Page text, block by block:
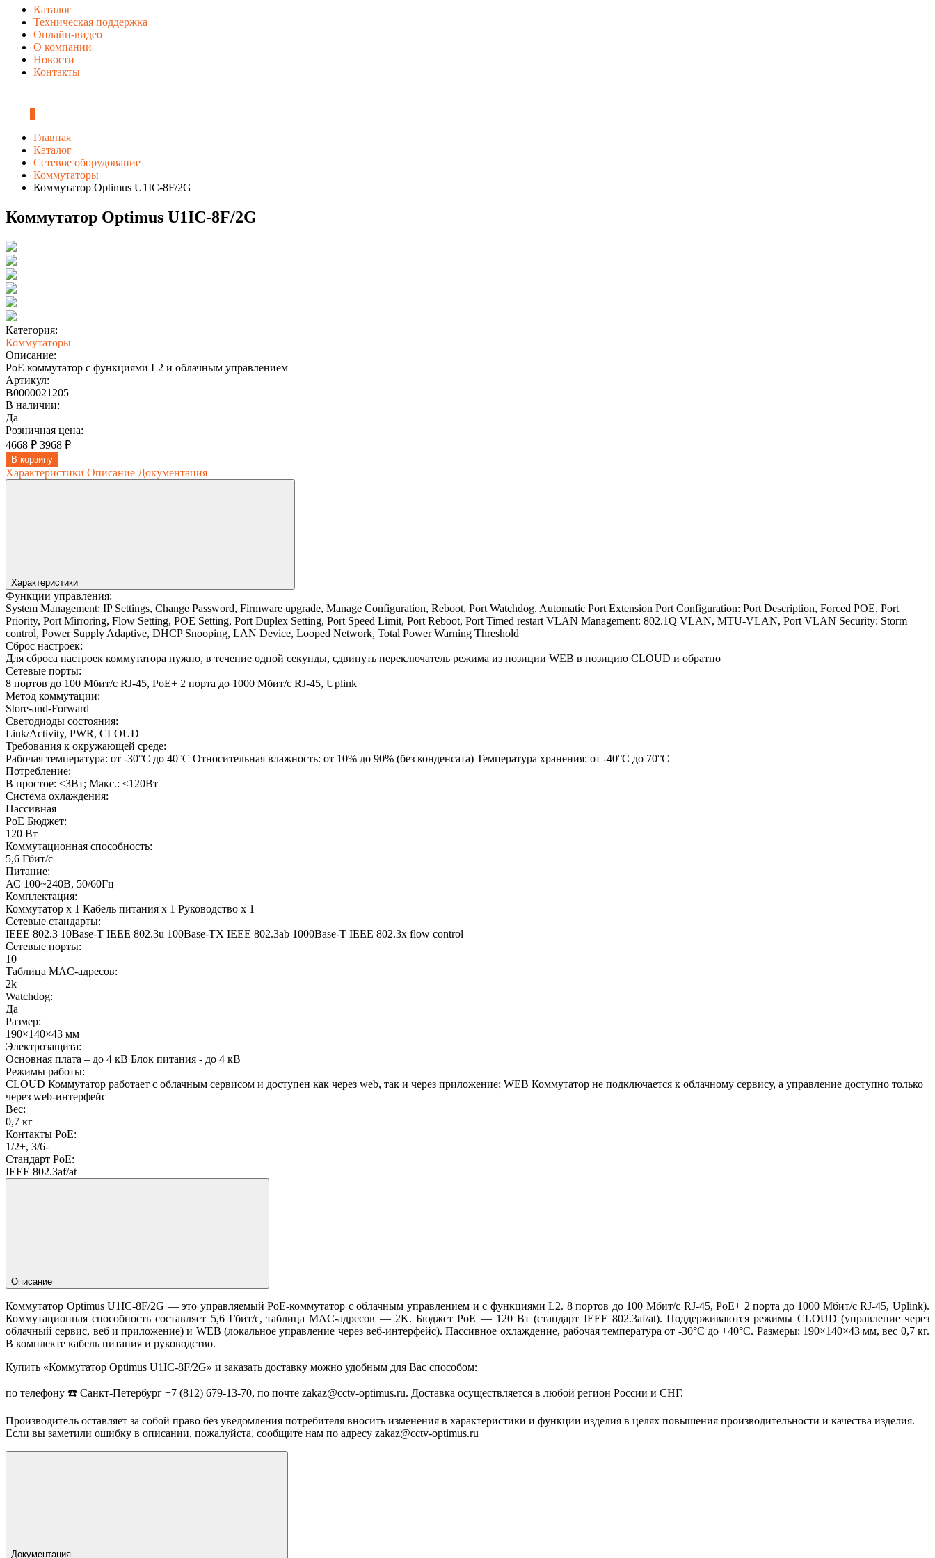
Каталог
Техническая поддержка
Онлайн-видео
О компании
Новости
Контакты
Главная
Каталог
Сетевое оборудование
Коммутаторы
Коммутатор Optimus U1IC-8F/2G
Коммутатор Optimus U1IC-8F/2G
Категория:
Коммутаторы
Описание:
PoE коммутатор с функциями L2 и облачным управлением
Артикул:
В0000021205
В наличии:
Да
Розничная цена:
4668 ₽ 3968 ₽
В корзину
Характеристики Описание Документация
Характеристики
Функции управления:
System Management: IP Settings, Change Password, Firmware upgrade, Manage Configuration, Reboot, Port Watchdog, Automatic Port Extension Port Configuration: Port Description, Forced POE, Port
Priority, Port Mirroring, Flow Setting, POE Setting, Port Duplex Setting, Port Speed Limit, Port Reboot, Port Timed restart VLAN Management: 802.1Q VLAN, MTU-VLAN, Port VLAN Security: Storm
control, Power Supply Adaptive, DHCP Snooping, LAN Device, Looped Network, Total Power Warning Threshold
Сброс настроек:
Для сброса настроек коммутатора нужно, в течение одной секунды, сдвинуть переключатель режима из позиции WEB в позицию CLOUD и обратно
Сетевые порты:
8 портов до 100 Мбит/с RJ-45, PoE+ 2 порта до 1000 Мбит/с RJ-45, Uplink
Метод коммутации:
Store-and-Forward
Светодиоды состояния:
Link/Activity, PWR, CLOUD
Требования к окружающей среде:
Рабочая температура: от -30°C до 40°C Относительная влажность: от 10% до 90% (без конденсата) Температура хранения: от -40°C до 70°C
Потребление:
В простое: ≤3Вт; Макс.: ≤120Вт
Система охлаждения:
Пассивная
PoE Бюджет:
120 Вт
Коммутационная способность:
5,6 Гбит/с
Питание:
АС 100~240В, 50/60Гц
Комплектация:
Коммутатор х 1 Кабель питания х 1 Руководство х 1
Сетевые стандарты:
IEEE 802.3 10Base-T IEEE 802.3u 100Base-TX IEEE 802.3ab 1000Base-T IEEE 802.3x flow control
Сетевые порты:
10
Таблица MAC-адресов:
2k
Watchdog:
Да
Размер:
190×140×43 мм
Электрозащита:
Основная плата – до 4 кВ Блок питания - до 4 кВ
Режимы работы:
CLOUD Коммутатор работает с облачным сервисом и доступен как через web, так и через приложение; WEB Коммутатор не подключается к облачному сервису, а управление доступно только
через web-интерфейс
Вес:
0,7 кг
Контакты PoE:
1/2+, 3/6-
Стандарт PoE:
IEEE 802.3af/at
Описание
Коммутатор Optimus U1IC-8F/2G — это управляемый PoE-коммутатор с облачным управлением и с функциями L2. 8 портов до 100 Мбит/с RJ-45, PoE+ 2 порта до 1000 Мбит/с RJ-45, Uplink).
Коммутационная способность составляет 5,6 Гбит/с, таблица MAC-адресов — 2K. Бюджет PoE — 120 Вт (стандарт IEEE 802.3af/at). Поддерживаются режимы CLOUD (управление через
облачный сервис, веб и приложение) и WEB (локальное управление через веб-интерфейс). Пассивное охлаждение, рабочая температура от -30°C до +40°C. Размеры: 190×140×43 мм, вес 0,7 кг.
В комплекте кабель питания и руководство.
Купить «Коммутатор Optimus U1IC-8F/2G» и заказать доставку можно удобным для Вас способом:
по телефону ☎️ Санкт-Петербург +7 (812) 679-13-70, по почте zakaz@cctv-optimus.ru. Доставка осуществляется в любой регион России и СНГ.
Производитель оставляет за собой право без уведомления потребителя вносить изменения в характеристики и функции изделия в целях повышения производительности и качества изделия.
Если вы заметили ошибку в описании, пожалуйста, сообщите нам по адресу zakaz@cctv-optimus.ru
Документация